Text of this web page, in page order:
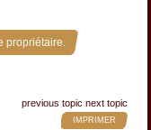
propriétaire. »
previous topic next topic
IMPRIMER